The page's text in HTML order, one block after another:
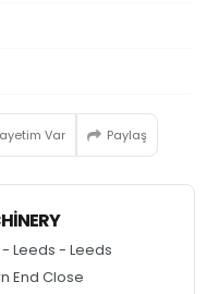
Var Paylaş
Leeds - Leeds
End Close